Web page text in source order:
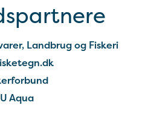
Landbrug og Fiskeri
Aqua